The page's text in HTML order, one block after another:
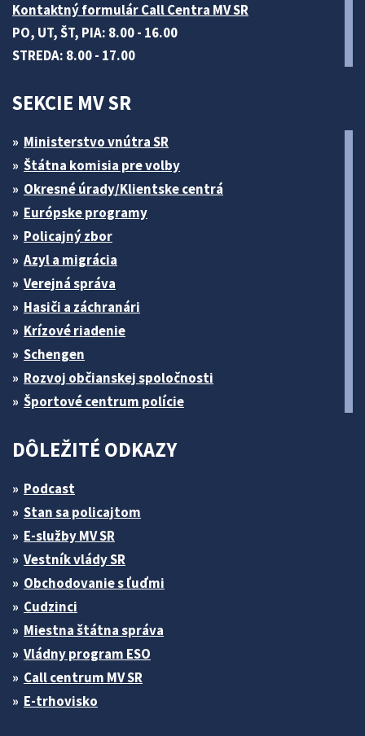
Kontaktný formulár Call Centra MV SR
PO, UT, ŠT, PIA: 8.00 - 16.00
STREDA: 8.00 - 17.00
SEKCIE MV SR
Ministerstvo vnútra SR
Štátna komisia pre volby
Okresné úrady/Klientske centrá
Európske programy
Policajný zbor
Azyl a migrácia
Verejná správa
Hasiči a záchranári
Krízové riadenie
Schengen
Rozvoj občianskej spoločnosti
Športové centrum polície
DÔLEŽITÉ ODKAZY
Podcast
Stan sa policajtom
E-služby MV SR
Vestník vlády SR
Obchodovanie s ľuďmi
Cudzinci
Miestna štátna správa
Vládny program ESO
Call centrum MV SR
E-trhovisko